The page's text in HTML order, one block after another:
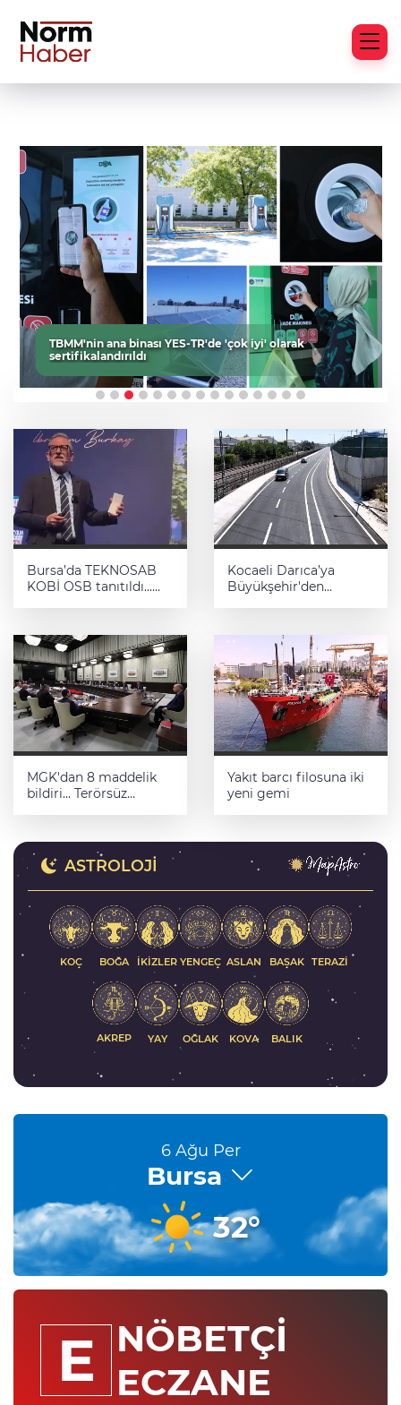
TBMM'nin ana binası YES-TR'de 'çok iyi' olarak
sertifikalandırıldı
Bursa’da TEKNOSAB
KOBİ OSB tanıtıldı...
dönem
Kocaeli Darıca’ya
Büyükşehir'den
MGK'dan 8 maddelik
bildiri... Terörsüz
mesajı
Yakıt barcı filosuna iki
yeni gemi
ASTROLOJI
KOÇ BOĞA İKIZLER YENGEÇ ASLAN BAŞAK TERAZI
AKREP YAY OĞLAK KOVA BALIK
6 Ağu Per
Bursa
32°
E NÖBETÇİ
ECZANE